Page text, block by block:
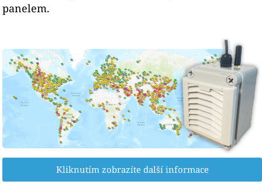
panelem.
Kliknutím zobrazíte další informace